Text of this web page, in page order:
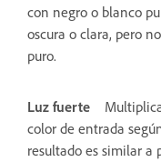
con negro o blanco
oscura o clara, pero
puro.
Luz fuerte
color de entrada
resultado es similar a